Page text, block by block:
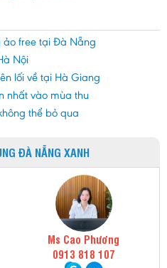
free tại Đà Nẵng
Nội
lối về tại Hà Giang
nhất vào mùa thu
thể bỏ qua
ĐÀ NẴNG XANH
Ms Cao Phương
0913 818 107